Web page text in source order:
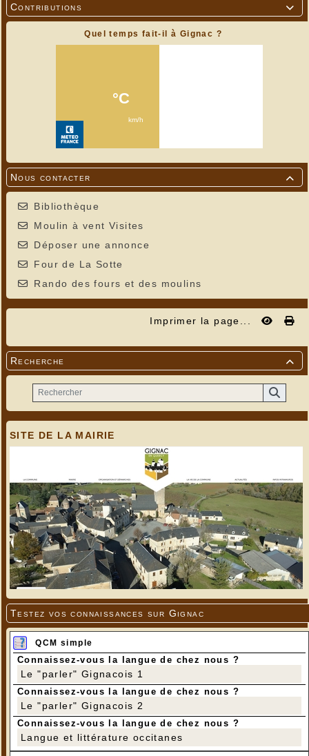

Contributions
Quel temps fait-il à Gignac ?

Nous contacter
Bibliothèque
Moulin à vent Visites
Déposer une annonce
Four de La Sotte
Rando des fours et des moulins
Imprimer la page...

Recherche
SITE DE LA MAIRIE
Testez vos connaissances sur Gignac
QCM simple
Connaissez-vous la langue de chez nous ?
Le "parler" Gignacois 1
Connaissez-vous la langue de chez nous ?
Le "parler" Gignacois 2
Connaissez-vous la langue de chez nous ?
Langue et littérature occitanes